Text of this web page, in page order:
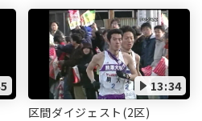
13:34
区間ダイジェスト(2区)